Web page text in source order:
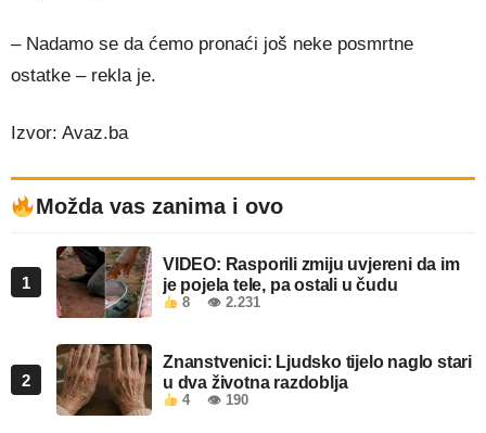
– Nadamo se da ćemo pronaći još neke posmrtne
ostatke – rekla je.
Izvor: Avaz.ba
Možda vas zanima i ovo
1
VIDEO: Rasporili zmiju uvjereni da im
je pojela tele, pa ostali u čudu
8 👁 2.231
2
Znanstvenici: Ljudsko tijelo naglo stari
u dva životna razdoblja
4 👁 190